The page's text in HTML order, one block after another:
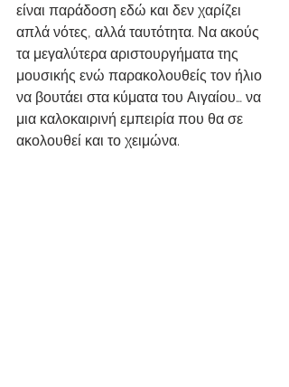
είναι παράδοση εδώ και δεν χαρίζει
απλά νότες, αλλά ταυτότητα. Να ακούς
τα μεγαλύτερα αριστουργήματα της
μουσικής ενώ παρακολουθείς τον ήλιο
να βουτάει στα κύματα του Αιγαίου… να
μια καλοκαιρινή εμπειρία που θα σε
ακολουθεί και το χειμώνα.